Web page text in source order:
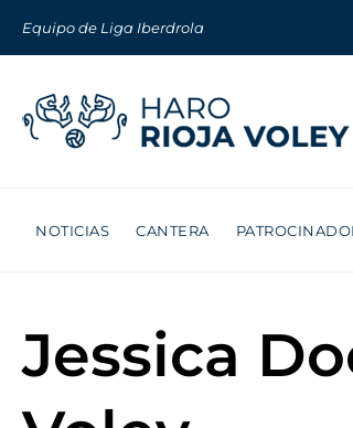
Equipo de Liga Iberdrola
NOTICIAS CANTERA
Jessica